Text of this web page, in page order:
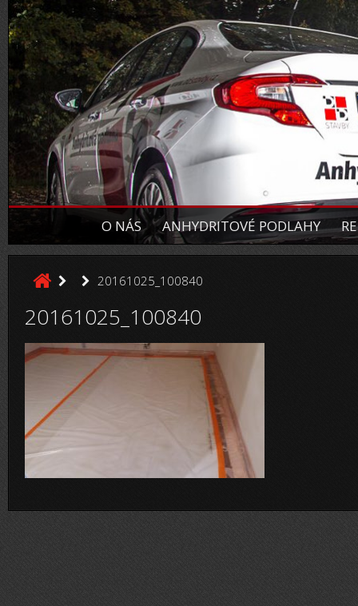
O NÁS ANHYDRITOVÉ PODLAHY
20161025_100840
20161025_100840